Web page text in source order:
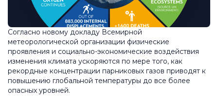
Согласно новому докладу Всемирной
метеорологической организации физические
проявления и социально-экономические воздействия
изменения климата ускоряются по мере того, как
рекордные концентрации парниковых газов приводят к
повышению глобальной температуры до все более
опасных уровней.